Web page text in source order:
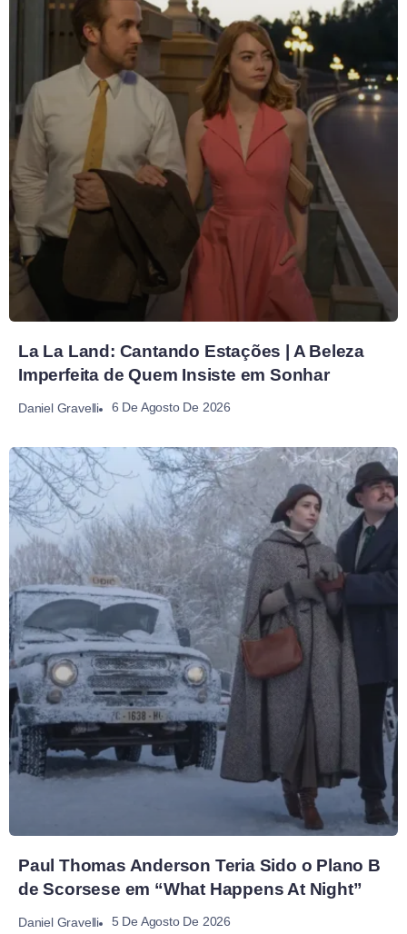
La La Land: Cantando Estações | A Beleza
Imperfeita de Quem Insiste em Sonhar
Daniel Gravelli 6 De Agosto De 2026
Paul Thomas Anderson Teria Sido o Plano B
de Scorsese em “What Happens At Night”
Daniel Gravelli 5 De Agosto De 2026